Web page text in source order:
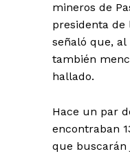
mineros de
presidenta de
señaló que,
también
hallado.
Hace un par
encontraban
que buscarán